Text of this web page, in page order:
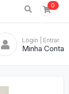
0
Login | Entrar
Minha Conta